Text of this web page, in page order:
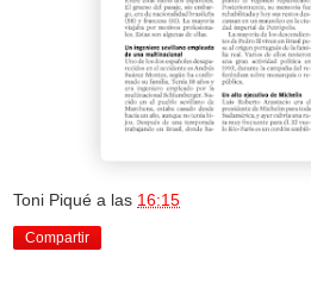
Toni Piqué a las 16:15
Compartir